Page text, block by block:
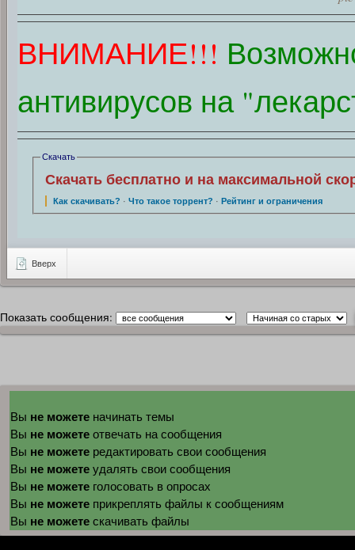
ВНИМАНИЕ!!!
антивирусов на
Скачать
Скачать бесплатно и на максимальной
Как скачивать? ·Что такое торрент? ·Рейтинг и ограничения
Вверх
Показать сообщения:
Вы не можете начинать темы
Вы не можете отвечать на сообщения
Вы не можете редактировать свои сообщения
Вы не можете удалять свои сообщения
Вы не можете голосовать в опросах
Вы не можете прикреплять файлы к сообщениям
Вы не можете скачивать файлы